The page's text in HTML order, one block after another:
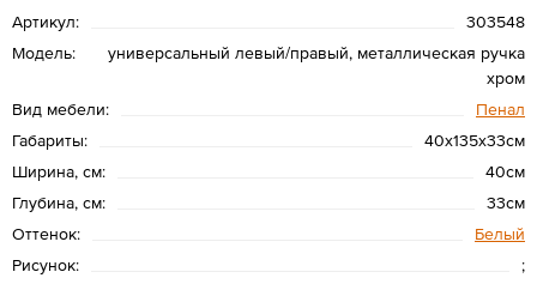
Артикул:
303548
Модель:
универсальный левый/правый, металлическая ручка
хром
Вид мебели:
Пенал
Габариты:
40х135х33см
Ширина, см:
40см
Глубина, см:
33см
Оттенок:
Белый
Рисунок:
;